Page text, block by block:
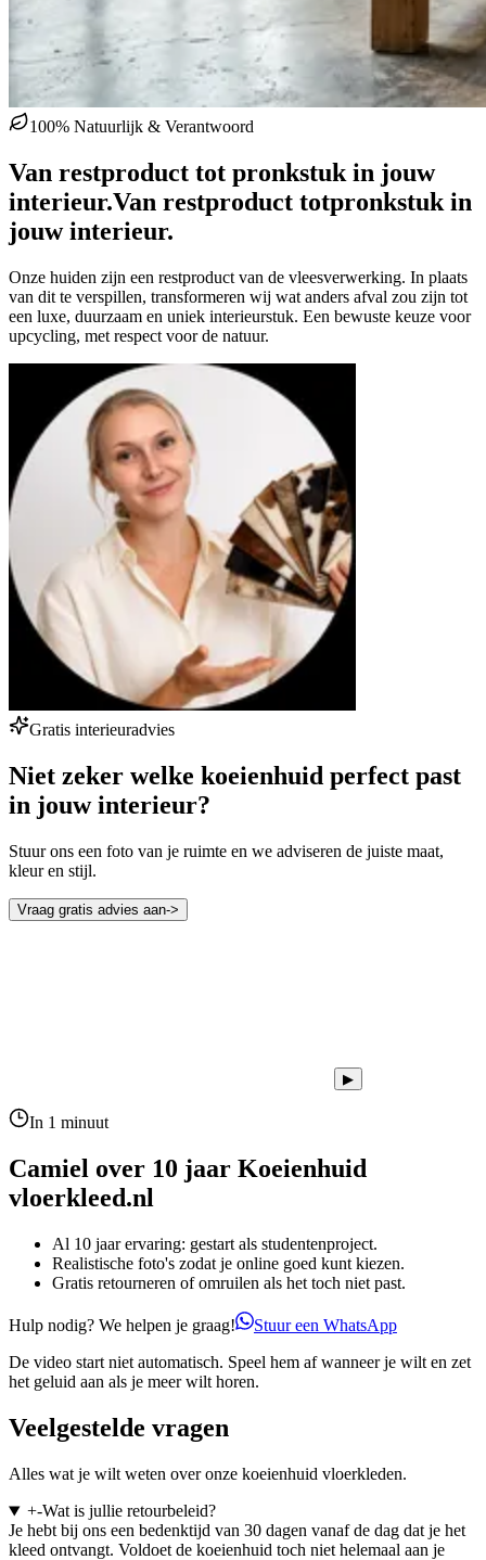
100% Natuurlijk & Verantwoord
Van restproduct tot pronkstuk in jouw
interieur.Van restproduct totpronkstuk in
jouw interieur.
Onze huiden zijn een restproduct van de vleesverwerking. In plaats
van dit te verspillen, transformeren wij wat anders afval zou zijn tot
een luxe, duurzaam en uniek interieurstuk. Een bewuste keuze voor
upcycling, met respect voor de natuur.
Gratis interieuradvies
Niet zeker welke koeienhuid perfect past
in jouw interieur?
Stuur ons een foto van je ruimte en we adviseren de juiste maat,
kleur en stijl.
Vraag gratis advies aan->
▶
In 1 minuut
Camiel over 10 jaar Koeienhuid
vloerkleed.nl
Al 10 jaar ervaring: gestart als studentenproject.
Realistische foto's zodat je online goed kunt kiezen.
Gratis retourneren of omruilen als het toch niet past.
Hulp nodig? We helpen je graag!
Stuur een WhatsApp
De video start niet automatisch. Speel hem af wanneer je wilt en zet
het geluid aan als je meer wilt horen.
Veelgestelde vragen
Alles wat je wilt weten over onze koeienhuid vloerkleden.
+-Wat is jullie retourbeleid?
Je hebt bij ons een bedenktijd van 30 dagen vanaf de dag dat je het
kleed ontvangt. Voldoet de koeienhuid toch niet helemaal aan je